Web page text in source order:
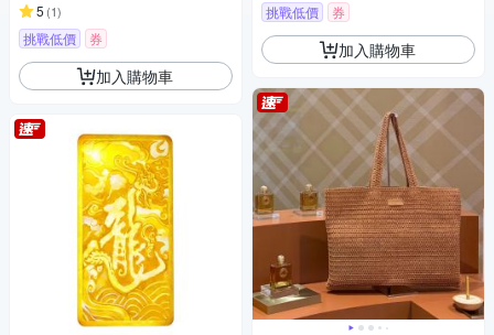
5 (1)
挑戰低價 券
加入購物車
挑戰低價 券
加入購物車